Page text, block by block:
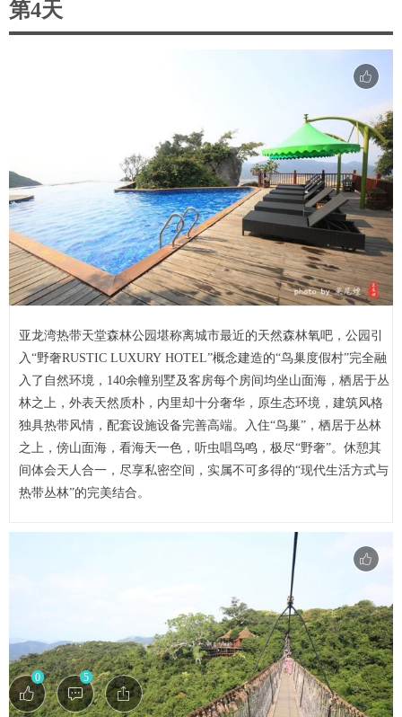
第4天
亚龙湾热带天堂森林公园堪称离城市最近的天然森林氧吧，公园引
入“野奢RUSTIC LUXURY HOTEL”概念建造的“鸟巢度假村”完全融
入了自然环境，140余幢别墅及客房每个房间均坐山面海，栖居于丛
林之上，外表天然质朴，内里却十分奢华，原生态环境，建筑风格
独具热带风情，配套设施设备完善高端。入住“鸟巢”，栖居于丛林
之上，傍山面海，看海天一色，听虫唱鸟鸣，极尽“野奢”。休憩其
间体会天人合一，尽享私密空间，实属不可多得的“现代生活方式与
热带丛林”的完美结合。
0 5